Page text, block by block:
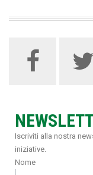
Iscriviti alla nostra
iniziative.
Nome